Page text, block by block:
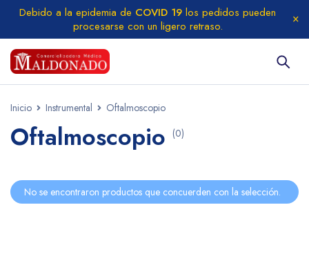
Debido a la epidemia de COVID 19 los pedidos pueden
procesarse con un ligero retraso.
Inicio Instrumental Oftalmoscopio
Oftalmoscopio (0)
No se encontraron productos que concuerden con la selección.